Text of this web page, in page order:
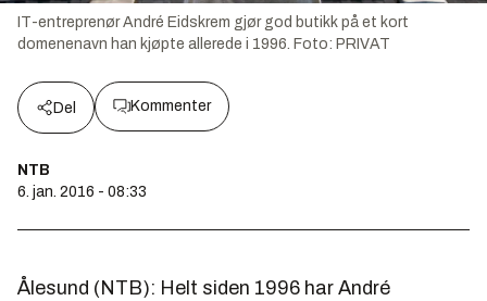
IT-entreprenør André Eidskrem gjør god butikk på et kort
domenenavn han kjøpte allerede i 1996. Foto: PRIVAT
Del Kommenter
NTB
6. jan. 2016 - 08:33
Ålesund (NTB): Helt siden 1996 har André